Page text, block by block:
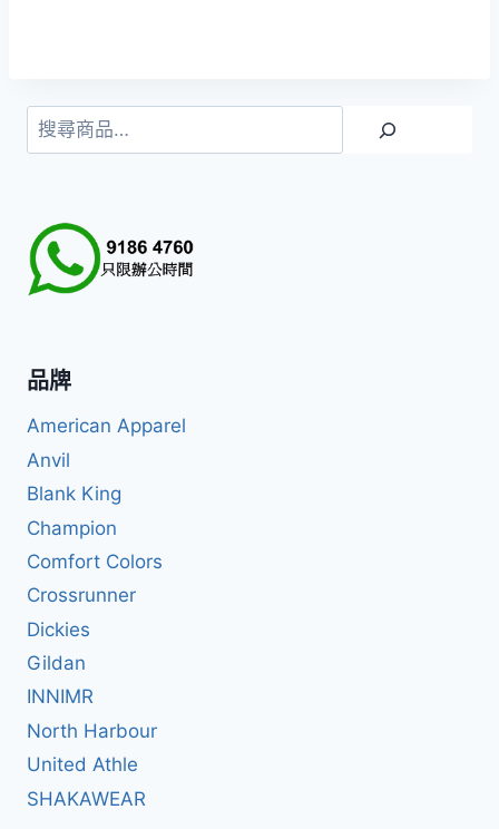
搜
尋
品牌
American Apparel
Anvil
Blank King
Champion
Comfort Colors
Crossrunner
Dickies
Gildan
INNIMR
North Harbour
United Athle
SHAKAWEAR